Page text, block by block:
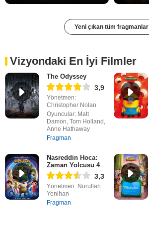
Yeni çıkan tüm fragmanlar
Vizyondaki En İyi Filmler
The Odyssey
3,9
Yönetmen:
Christopher Nolan
Oyuncular: Matt
Damon, Tom Holland,
Anne Hathaway
Fragman
Nasreddin Hoca:
Zaman Yolcusu 4
3,3
Yönetmen: Nurullah
Yenihan
Fragman